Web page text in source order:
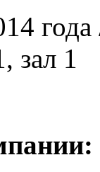
зал 1